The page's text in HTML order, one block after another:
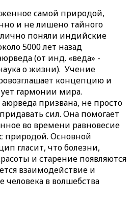
самой природой,
и не лишено тайного
поняли индийские
5000 лет назад
(от инд. «веда» -
о жизни). Учение
концепцию и
гармонии мира.
призвана, не просто
сил. Она помогает
во времени равновесие
природой. Основной
гласит, что болезни,
и старение появляются
взаимодействие и
в волшебства